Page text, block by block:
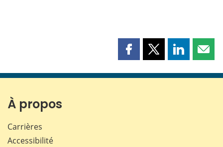
Partager
page
Partager
page
Partager
page page
À propos
Carrières
Accessibilité